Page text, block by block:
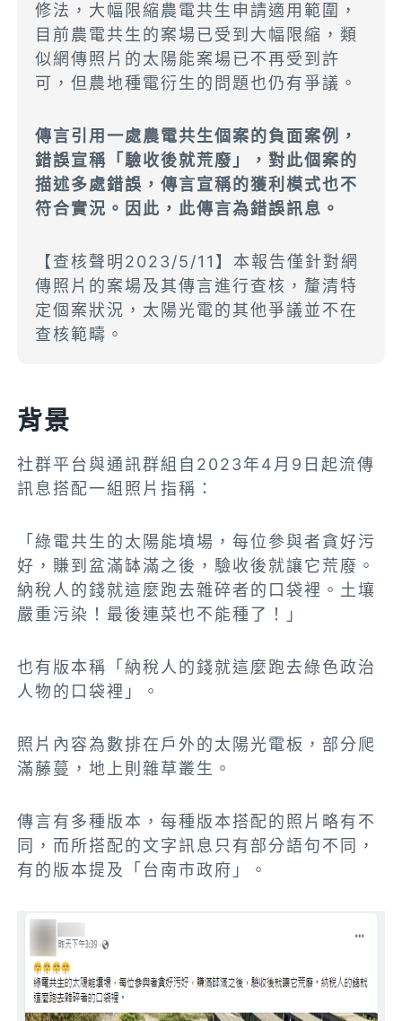
修法，大幅限縮農電共生申請適用範圍，
目前農電共生的案場已受到大幅限縮，類
似網傳照片的太陽能案場已不再受到許
可，但農地種電衍生的問題也仍有爭議。
傳言引用一處農電共生個案的負面案例，
錯誤宣稱「驗收後就荒廢」，對此個案的
描述多處錯誤，傳言宣稱的獲利模式也不
符合實況。因此，此傳言為錯誤訊息 。
【查核聲明2023/5/11】本報告僅針對網
傳照片的案場及其傳言進行查核，釐清特
定個案狀況，太陽光電的其他爭議並不在
查核範疇。
背景
社群平台與通訊群組自2023年4月9日起流傳
訊息搭配一組照片指稱：
「綠電共生的太陽能墳場 ，每位參與者貪好污
好，賺到盆滿缽滿之後，驗收後就讓它荒廢。
納稅人的錢就這麼跑去雜碎者的口袋裡。土壤
嚴重污染！最後連菜也不能種了！」
也有版本稱「納稅人的錢就這麼跑去綠色政治
人物的口袋裡」。
照片內容為數排在戶外的太陽光電板，部分爬
滿藤蔓，地上則雜草叢生。
傳言有多種版本，每種版本搭配的照片略有不
同，而所搭配的文字訊息只有部分語句不同，
有的版本提及「台南市政府」。